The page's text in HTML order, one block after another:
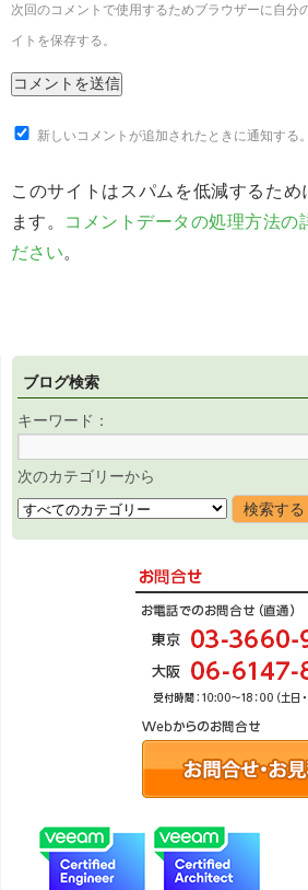
次回のコメントで使用するためブラウザーに自分
イトを保存する。
新しいコメントが追加されたときに通知する。
このサイトはスパムを低減するため
ます。 コメントデータの処理方法の
ださい。
ブログ検索
キーワード：
次のカテゴリーから